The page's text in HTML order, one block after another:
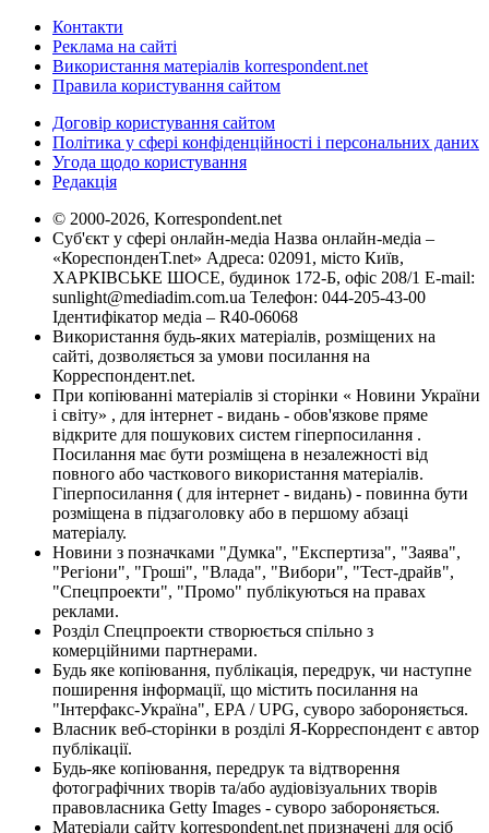
Контакти
Реклама на сайті
Використання матеріалів korrespondent.net
Правила користування сайтом
Договір користування сайтом
Політика у сфері конфіденційності і персональних даних
Угода щодо користування
Редакція
© 2000-2026, Korrespondent.net
Суб'єкт у сфері онлайн-медіа Назва онлайн-медіа –
«КореспонденТ.net» Адреса: 02091, місто Київ,
ХАРКІВСЬКЕ ШОСЕ, будинок 172-Б, офіс 208/1 E-mail:
sunlight@mediadim.com.ua Телефон: 044-205-43-00
Ідентифікатор медіа – R40-06068
Використання будь-яких матеріалів, розміщених на
сайті, дозволяється за умови посилання на
Корреспондент.net.
При копіюванні матеріалів зі сторінки « Новини України
і світу» , для інтернет - видань - обов'язкове пряме
відкрите для пошукових систем гіперпосилання .
Посилання має бути розміщена в незалежності від
повного або часткового використання матеріалів.
Гіперпосилання ( для інтернет - видань) - повинна бути
розміщена в підзаголовку або в першому абзаці
матеріалу.
Новини з позначками "Думка", "Експертиза", "Заява",
"Регіони", "Гроші", "Влада", "Вибори", "Тест-драйв",
"Спецпроекти", "Промо" публікуються на правах
реклами.
Розділ Спецпроекти створюється спільно з
комерційними партнерами.
Будь яке копіювання, публікація, передрук, чи наступне
поширення інформації, що містить посилання на
"Інтерфакс-Україна", EPA / UPG, суворо забороняється.
Власник веб-сторінки в розділі Я-Корреспондент є автор
публікації.
Будь-яке копіювання, передрук та відтворення
фотографічних творів та/або аудіовізуальних творів
правовласника Getty Images - суворо забороняється.
Матеріали сайту korrespondent.net призначені для осіб